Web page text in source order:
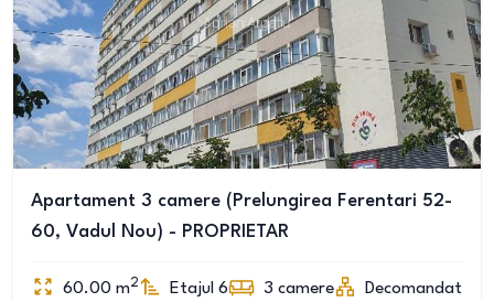
Apartament 3 camere (Prelungirea Ferentari 52-
60, Vadul Nou) - PROPRIETAR
60.00 m2 Etajul 6 3 camere Decomandat